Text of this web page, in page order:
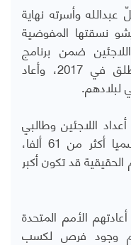
وأسرته نهاية
نسقتها المفوضية
ضمن برنامج
العودة الطوعية للاجئين الذي انطلق في 2017، وأعاد
نحو 63% من أعداد اللاجئين وطالبي
اللجوء في اليمن البالغ عددهم رسميا أكثر من 61 ألفا،
قد تكون أكبر
أعادتهم الأمم المتحدة
وجود فرص لكسب